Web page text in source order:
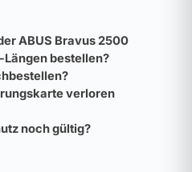
ABUS Bravus 2500
bestellen?
verloren
noch gültig?